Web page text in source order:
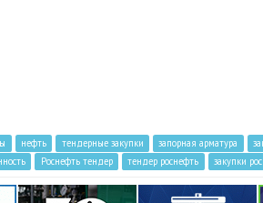
нефть тендерные закупки запорная арматура
Роснефть тендер тендер роснефть закупки